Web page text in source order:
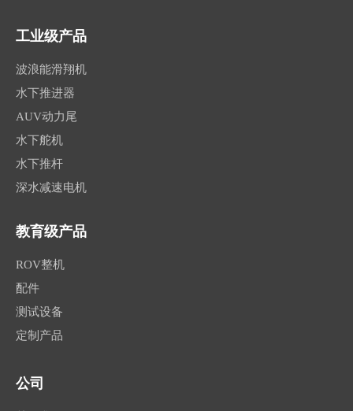
工业级产品
波浪能滑翔机
水下推进器
AUV动力尾
水下舵机
水下推杆
深水减速电机
教育级产品
ROV整机
配件
测试设备
定制产品
公司